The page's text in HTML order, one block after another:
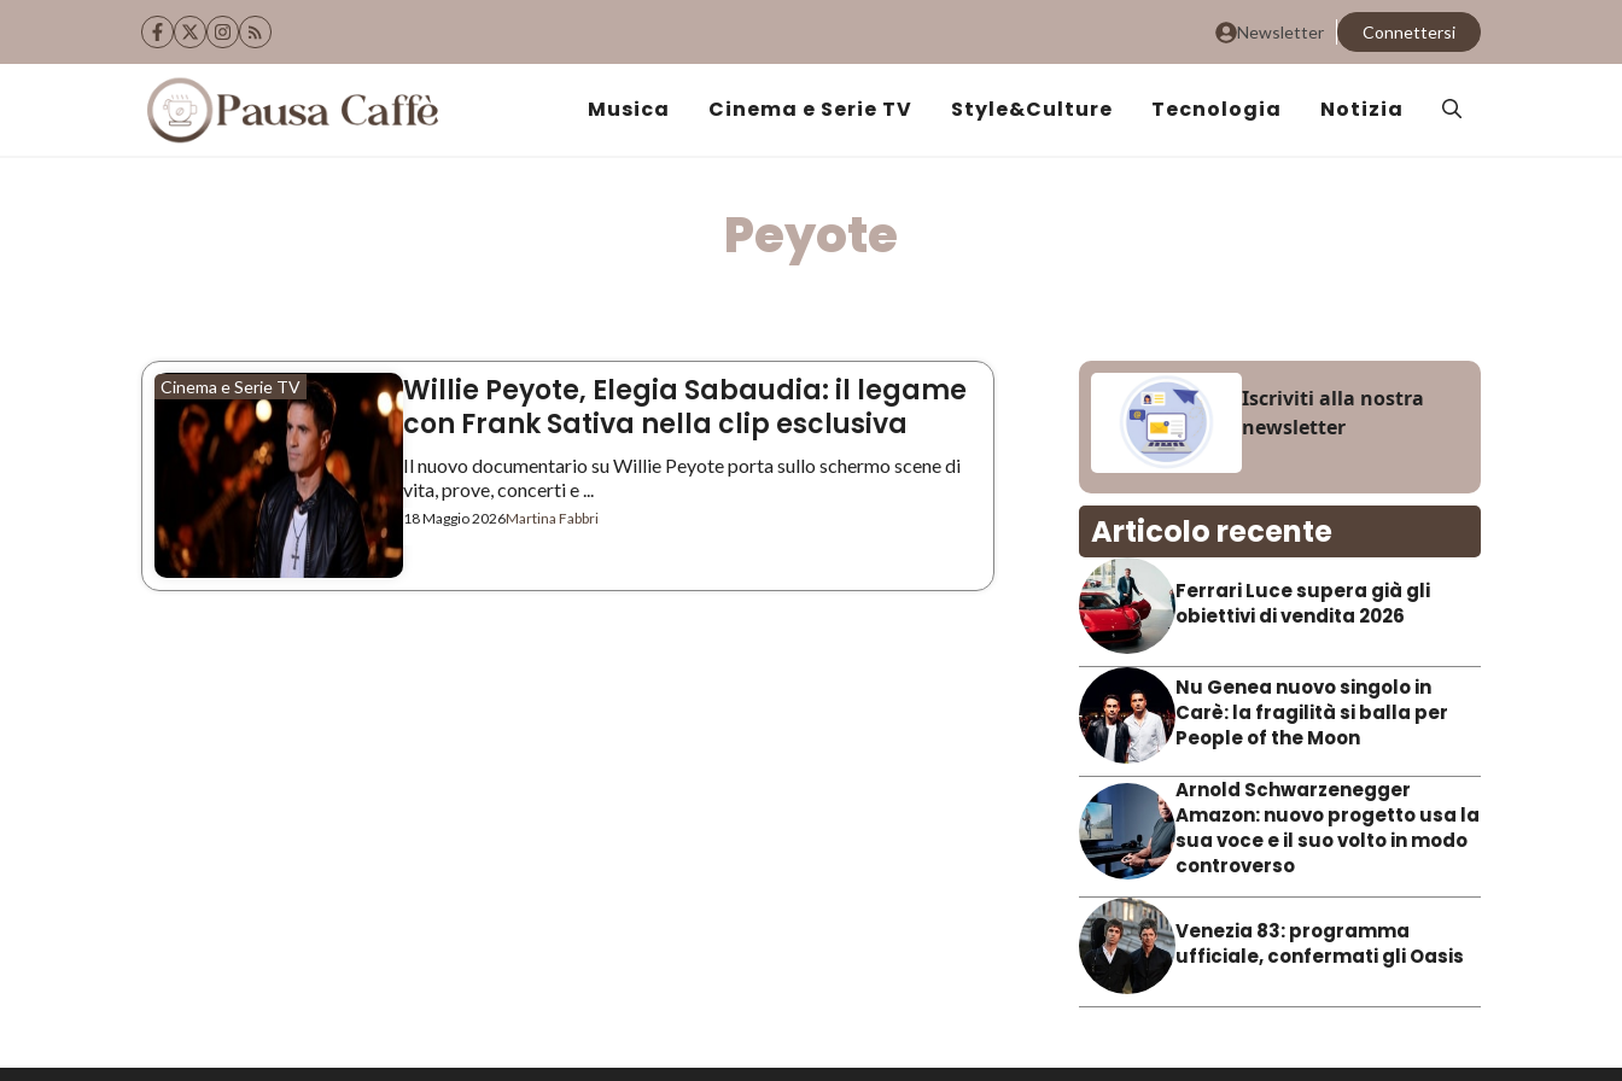
Newsletter Connettersi
Musica Cinema e Serie TV Style&Culture Tecnologia Notizia
Peyote
Cinema e Serie TV
Willie Peyote, Elegia Sabaudia: il legame
con Frank Sativa nella clip esclusiva
Il nuovo documentario su Willie Peyote porta sullo schermo scene di
vita, prove, concerti e ...
18 Maggio 2026Martina Fabbri
Iscriviti alla nostra
newsletter
Articolo recente
Ferrari Luce supera già gli
obiettivi di vendita 2026
Nu Genea nuovo singolo in
Carè: la fragilità si balla per
People of the Moon
Arnold Schwarzenegger
Amazon: nuovo progetto usa la
sua voce e il suo volto in modo
controverso
Venezia 83: programma
ufficiale, confermati gli Oasis